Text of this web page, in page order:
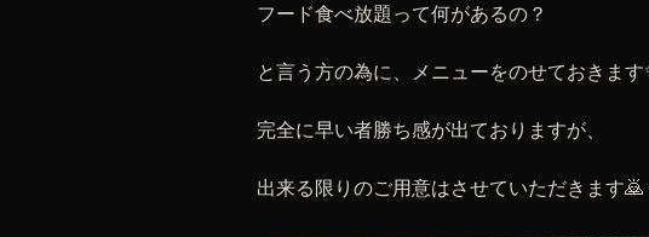
フード食べ放題って何があるの？
と言う方の為に、メニューをのせておきます
完全に早い者勝ち感が出ておりますが、
出来る限りのご用意はさせていただきます🙇